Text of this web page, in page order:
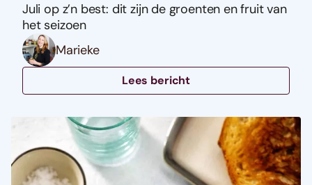
Juli op z’n best: dit zijn de groenten en fruit van
het seizoen
Marieke
Lees bericht